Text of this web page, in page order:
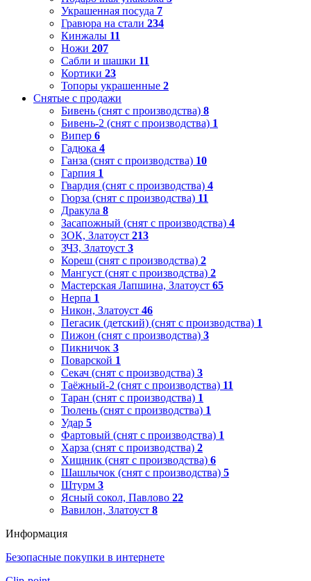
Украшенная посуда 7
Гравюра на стали 234
Кинжалы 11
Ножи 207
Сабли и шашки 11
Кортики 23
Топоры украшенные 2
Снятые с продажи
Бивень (снят с производства) 8
Бивень-2 (снят с производства) 1
Випер 6
Гадюка 4
Ганза (снят с производства) 10
Гарпия 1
Гвардия (снят с производства) 4
Гюрза (снят с производства) 11
Дракула 8
Засапожный (снят с производства) 4
ЗОК, Златоуст 213
ЗЧЗ, Златоуст 3
Кореш (снят с производства) 2
Мангуст (снят с производства) 2
Мастерская Лапшина, Златоуст 65
Нерпа 1
Никон, Златоуст 46
Пегасик (детский) (снят с производства) 1
Пижон (снят с производства) 3
Пикничок 3
Поварской 1
Секач (снят с производства) 3
Таёжный-2 (снят с производства) 11
Таран (снят с производства) 1
Тюлень (снят с производства) 1
Удар 5
Фартовый (снят с производства) 1
Харза (снят с производства) 2
Хищник (снят с производства) 6
Шашлычок (снят с производства) 5
Штурм 3
Ясный сокол, Павлово 22
Вавилон, Златоуст 8
Информация
Безопасные покупки в интернете